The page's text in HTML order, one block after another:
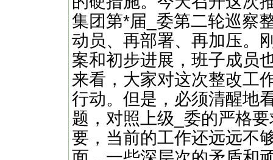
集团第*届_委第二轮巡察
动员、再部署、再加压。
案和初步进展，班子成员
来看，大家对这次整改工
行动。但是，必须清醒地
题，对照上级_委的严格
要，当前的工作还远远不